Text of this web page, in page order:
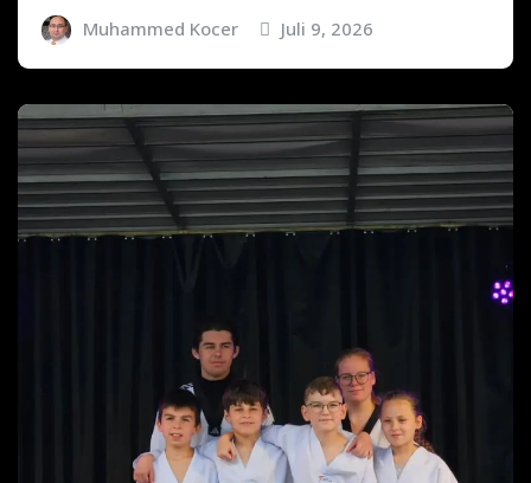
Muhammed Kocer Juli 9, 2026